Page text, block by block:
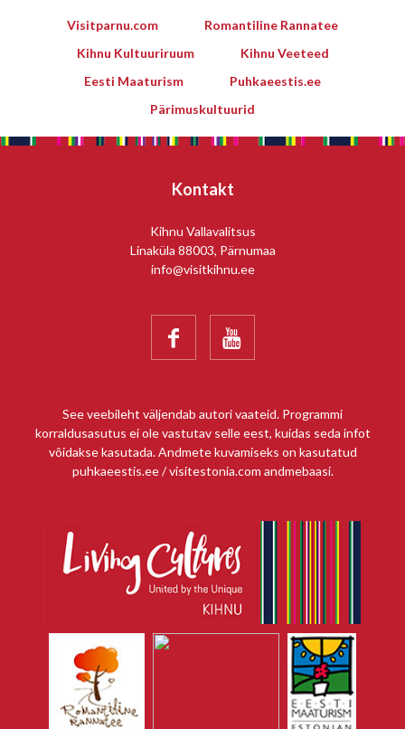
Visitparnu.com
Romantiline Rannatee
Kihnu Kultuuriruum
Kihnu Veeteed
Eesti Maaturism
Puhkaeestis.ee
Pärimuskultuurid
Kontakt
Kihnu Vallavalitsus
Linaküla 88003, Pärnumaa
info@visitkihnu.ee
 
See veebileht väljendab autori vaateid. Programmi
korraldusasutus ei ole vastutav selle eest, kuidas seda infot
võidakse kasutada. Andmete kuvamiseks on kasutatud
puhkaeestis.ee / visitestonia.com andmebaasi.